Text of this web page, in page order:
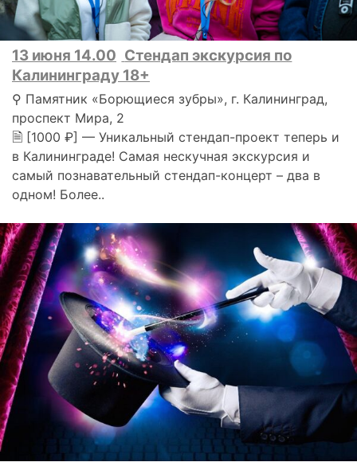
13 июня 14.00 Стендап экскурсия по
Калининграду 18+
⚲ Памятник «Борющиеся зубры», г. Калининград,
проспект Мира, 2
🗎 [1000 ₽] — Уникальный стендап-проект теперь и
в Калининграде! Самая нескучная экскурсия и
самый познавательный стендап-концерт – два в
одном! Более..